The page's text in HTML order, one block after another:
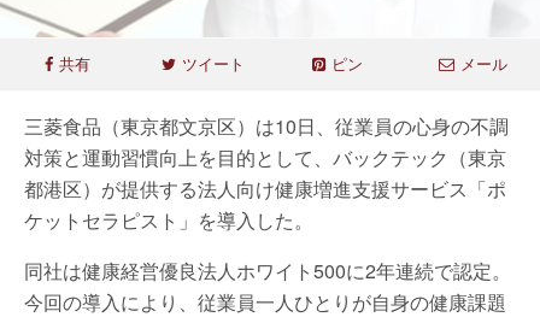
共有 ツイート ピン メール
三菱食品（東京都文京区）は10日、従業員の心身の不調
対策と運動習慣向上を目的として、バックテック（東京
都港区）が提供する法人向け健康増進支援サービス「ポ
ケットセラピスト」を導入した。
同社は健康経営優良法人ホワイト500に2年連続で認定。
今回の導入により、従業員一人ひとりが自身の健康課題